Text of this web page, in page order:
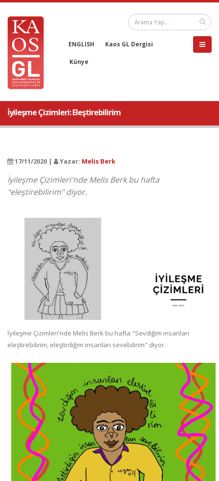
ENGLISH Kaos GL Dergisi
Künye
İyileşme Çizimleri: Eleştirebilirim
17/11/2020 | Yazar: Melis Berk
İyileşme Çizimleri'nde Melis Berk bu hafta
"eleştirebilirim" diyor.
İyileşme Çizimleri'nde Melis Berk bu hafta "Sevdiğim insanları
eleştirebilirim, eleştirdiğim insanları sevebilirim" diyor.